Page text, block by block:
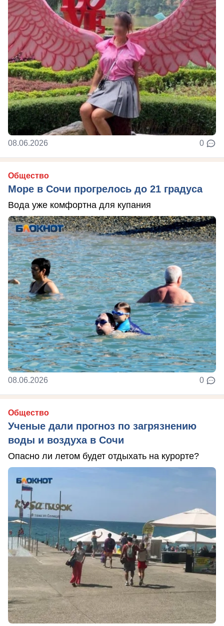
08.06.2026 0
Общество
Море в Сочи прогрелось до 21 градуса
Вода уже комфортна для купания
08.06.2026 0
Общество
Ученые дали прогноз по загрязнению
воды и воздуха в Сочи
Опасно ли летом будет отдыхать на курорте?